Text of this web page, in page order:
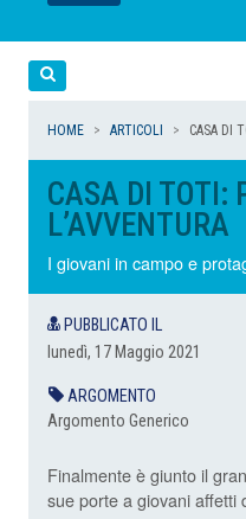
LEGGI
LEGGI
LEGGI
LEGGI
HOME ARTICOLI CASA DI
CASA DI TOTI:
L’AVVENTURA
I giovani in campo e
PUBBLICATO IL
lunedì, 17 Maggio 2021
ARGOMENTO
Argomento Generico
Finalmente è giunto il
sue porte a giovani affetti